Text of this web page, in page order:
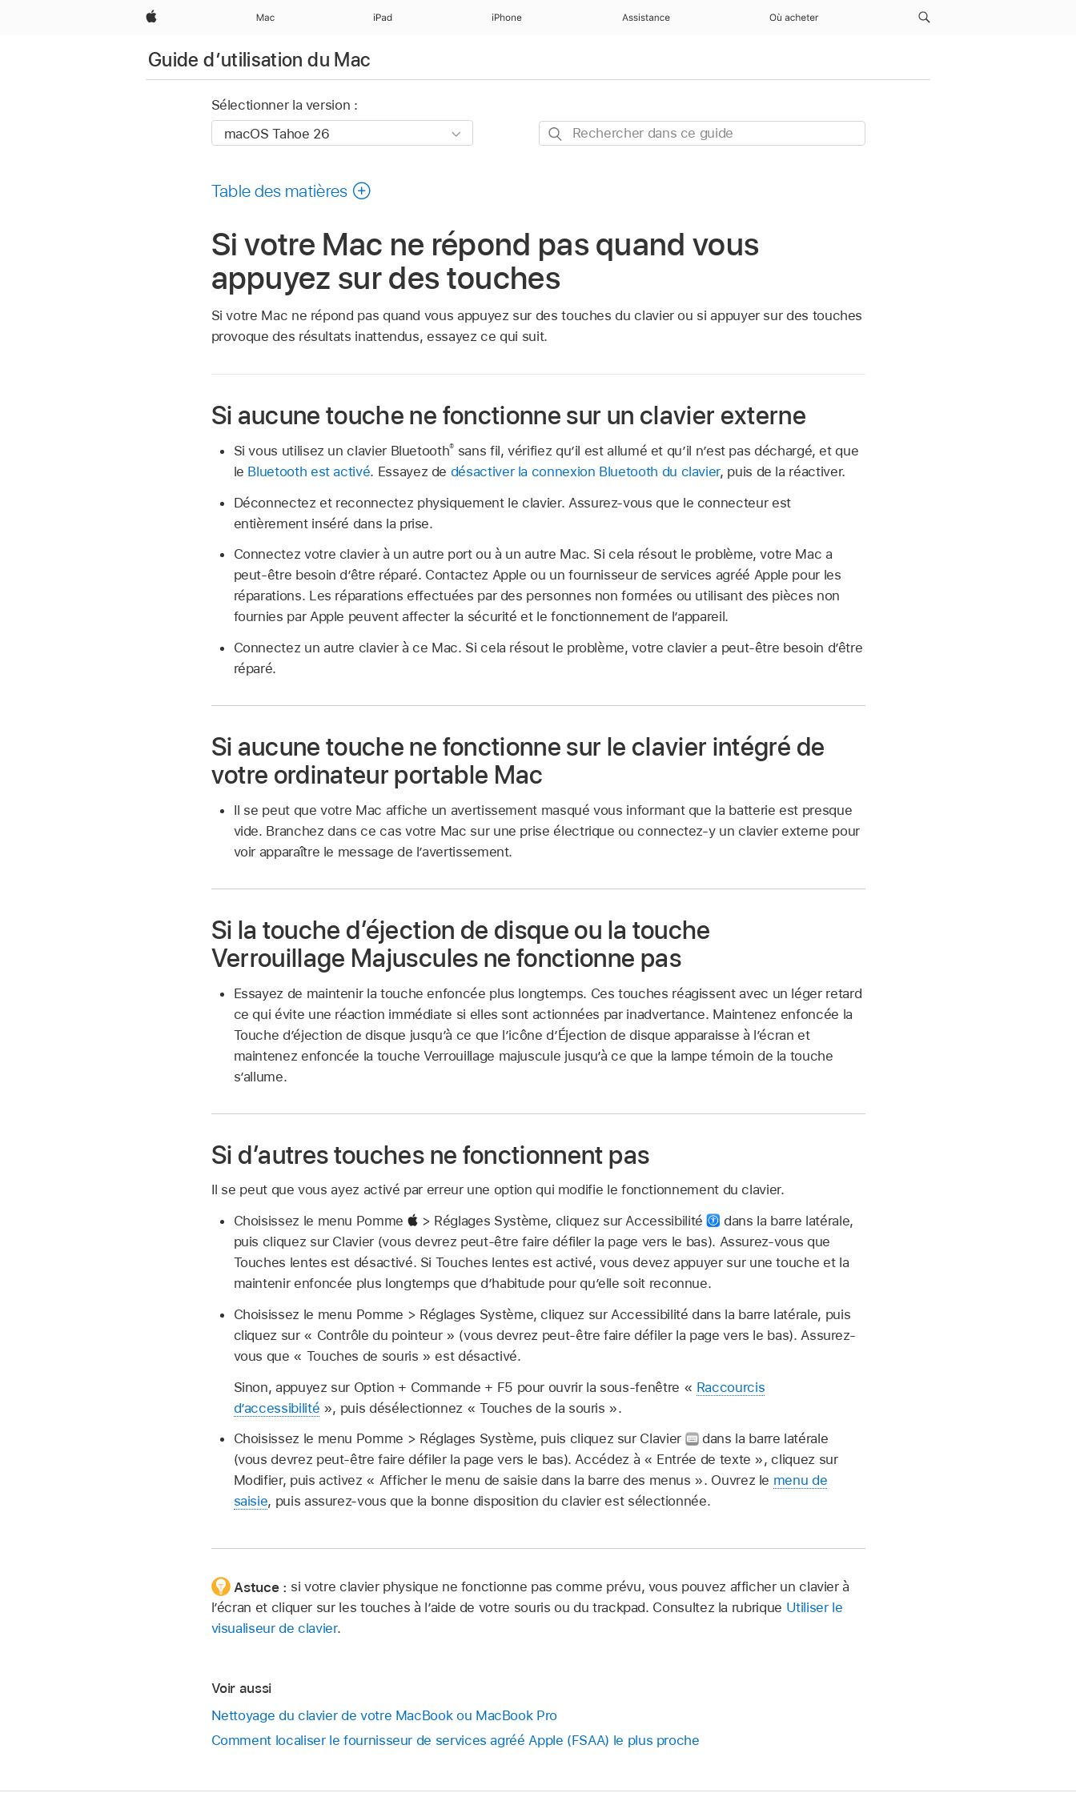
Apple Mac iPad iPhone Assistance Où acheter
Guide d’utilisation du Mac
Sélectionner la version :
Rechercher
Table des matières
Si votre Mac ne répond pas quand vous
appuyez sur des touches
Si votre Mac ne répond pas quand vous appuyez sur des touches du clavier ou si appuyer sur des touches
provoque des résultats inattendus, essayez ce qui suit.
Si aucune touche ne fonctionne sur un clavier externe
Si vous utilisez un clavier Bluetooth® sans fil, vérifiez qu’il est allumé et qu’il n’est pas déchargé, et que
le Bluetooth est activé. Essayez de désactiver la connexion Bluetooth du clavier, puis de la réactiver.
Déconnectez et reconnectez physiquement le clavier. Assurez-vous que le connecteur est
entièrement inséré dans la prise.
Connectez votre clavier à un autre port ou à un autre Mac. Si cela résout le problème, votre Mac a
peut-être besoin d’être réparé. Contactez Apple ou un fournisseur de services agréé Apple pour les
réparations. Les réparations effectuées par des personnes non formées ou utilisant des pièces non
fournies par Apple peuvent affecter la sécurité et le fonctionnement de l’appareil.
Connectez un autre clavier à ce Mac. Si cela résout le problème, votre clavier a peut-être besoin d’être
réparé.
Si aucune touche ne fonctionne sur le clavier intégré de
votre ordinateur portable Mac
Il se peut que votre Mac affiche un avertissement masqué vous informant que la batterie est presque
vide. Branchez dans ce cas votre Mac sur une prise électrique ou connectez-y un clavier externe pour
voir apparaître le message de l’avertissement.
Si la touche d’éjection de disque ou la touche
Verrouillage Majuscules ne fonctionne pas
Essayez de maintenir la touche enfoncée plus longtemps. Ces touches réagissent avec un léger retard
ce qui évite une réaction immédiate si elles sont actionnées par inadvertance. Maintenez enfoncée la
Touche d’éjection de disque jusqu’à ce que l’icône d’Éjection de disque apparaisse à l’écran et
maintenez enfoncée la touche Verrouillage majuscule jusqu’à ce que la lampe témoin de la touche
s’allume.
Si d’autres touches ne fonctionnent pas
Il se peut que vous ayez activé par erreur une option qui modifie le fonctionnement du clavier.
Choisissez le menu Pomme
> Réglages Système, cliquez sur Accessibilité
dans la barre latérale,
puis cliquez sur Clavier (vous devrez peut-être faire défiler la page vers le bas). Assurez-vous que
Touches lentes est désactivé. Si Touches lentes est activé, vous devez appuyer sur une touche et la
maintenir enfoncée plus longtemps que d’habitude pour qu’elle soit reconnue.
Choisissez le menu Pomme > Réglages Système, cliquez sur Accessibilité dans la barre latérale, puis
cliquez sur « Contrôle du pointeur » (vous devrez peut-être faire défiler la page vers le bas). Assurez-
vous que « Touches de souris » est désactivé.
Sinon, appuyez sur Option + Commande + F5 pour ouvrir la sous-fenêtre « Raccourcis
d’accessibilité », puis désélectionnez « Touches de la souris ».
Choisissez le menu Pomme > Réglages Système, puis cliquez sur Clavier
dans la barre latérale
(vous devrez peut-être faire défiler la page vers le bas). Accédez à « Entrée de texte », cliquez sur
Modifier, puis activez « Afficher le menu de saisie dans la barre des menus ». Ouvrez le menu de
saisie, puis assurez-vous que la bonne disposition du clavier est sélectionnée.
Astuce : si votre clavier physique ne fonctionne pas comme prévu, vous pouvez afficher un clavier à
l’écran et cliquer sur les touches à l’aide de votre souris ou du trackpad. Consultez la rubrique Utiliser le
visualiseur de clavier.
Voir aussi
Nettoyage du clavier de votre MacBook ou MacBook Pro
Comment localiser le fournisseur de services agréé Apple (FSAA) le plus proche